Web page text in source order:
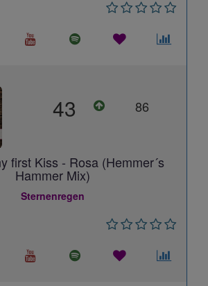
43 86
first Kiss - Rosa (Hemmer´s
Hammer Mix)
Sternenregen